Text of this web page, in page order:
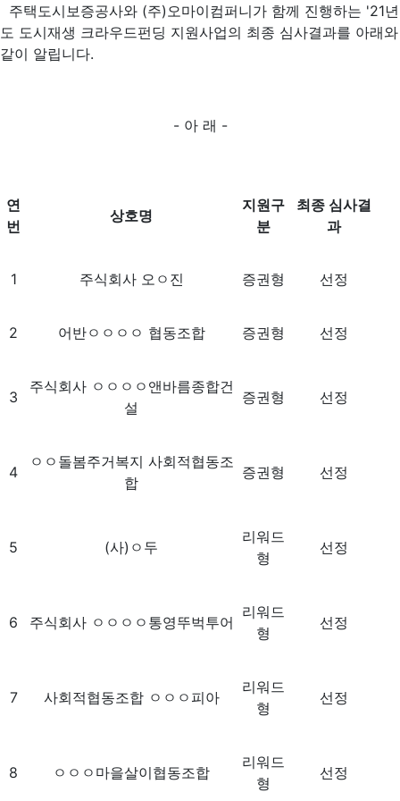
주택도시보증공사와 (주)오마이컴퍼니가 함께 진행하는 '21년
도 도시재생 크라우드펀딩 지원사업의 최종 심사결과를 아래와
같이 알립니다.
- 아 래 -
연
번
상호명
지원구
분
최종 심사결
과
1 주식회사 오ㅇ진 증권형 선정
2 어반ㅇㅇㅇㅇ 협동조합 증권형 선정
3
주식회사 ㅇㅇㅇㅇ앤바름종합건
설
증권형 선정
4
ㅇㅇ돌봄주거복지 사회적협동조
합
증권형 선정
5 (사)ㅇ두
리워드
형
선정
6 주식회사 ㅇㅇㅇㅇ통영뚜벅투어
리워드
형
선정
7 사회적협동조합 ㅇㅇㅇ피아
리워드
형
선정
8 ㅇㅇㅇ마을살이협동조합
리워드
형
선정